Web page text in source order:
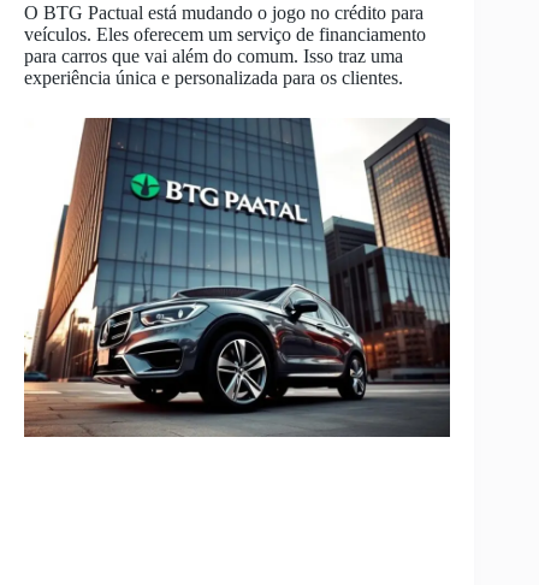
O BTG Pactual está mudando o jogo no crédito para
veículos. Eles oferecem um serviço de financiamento
para carros que vai além do comum. Isso traz uma
experiência única e personalizada para os clientes.